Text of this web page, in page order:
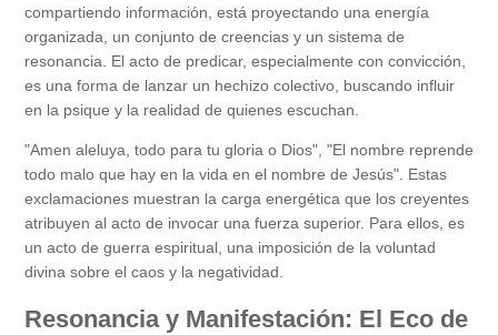
compartiendo información, está proyectando una energía
organizada, un conjunto de creencias y un sistema de
resonancia. El acto de predicar, especialmente con convicción,
es una forma de lanzar un hechizo colectivo, buscando influir
en la psique y la realidad de quienes escuchan.
"Amen aleluya, todo para tu gloria o Dios", "El nombre reprende
todo malo que hay en la vida en el nombre de Jesús". Estas
exclamaciones muestran la carga energética que los creyentes
atribuyen al acto de invocar una fuerza superior. Para ellos, es
un acto de guerra espiritual, una imposición de la voluntad
divina sobre el caos y la negatividad.
Resonancia y Manifestación: El Eco de